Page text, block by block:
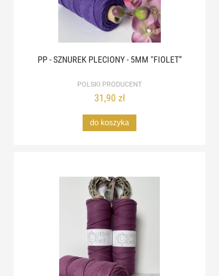
PP - SZNUREK PLECIONY - 5MM "FIOLET”
POLSKI PRODUCENT
31,90 zł
do koszyka